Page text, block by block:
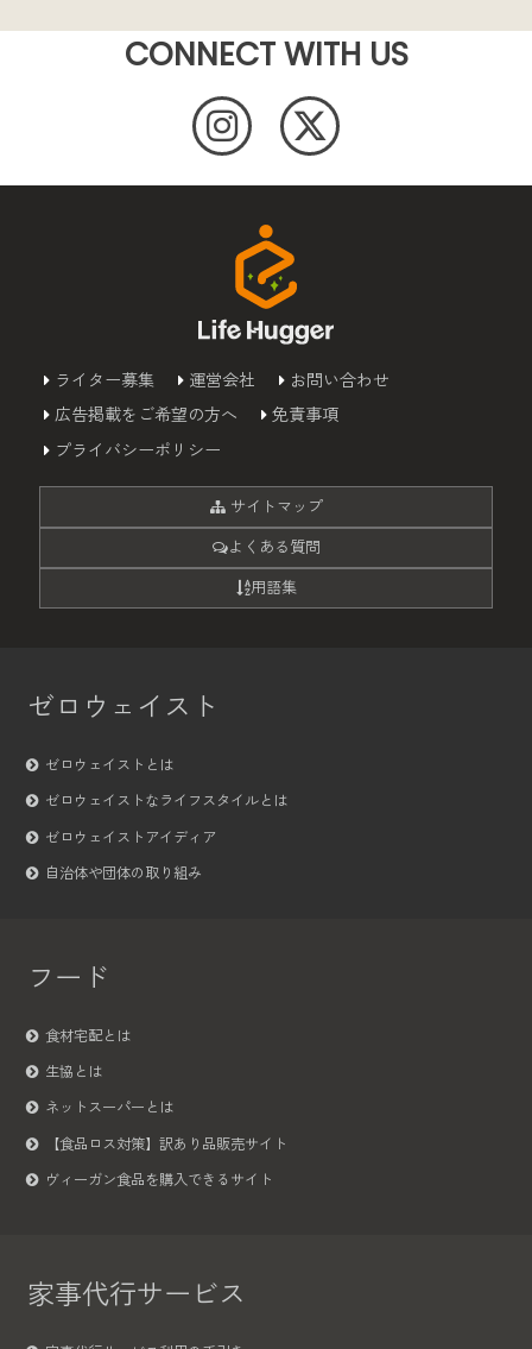
CONNECT WITH US
ライター募集 運営会社
お問い合わせ
広告掲載をご希望の方へ
免責事項
プライバシーポリシー
サイトマップ
よくある質問
用語集
ゼロウェイスト
ゼロウェイストとは
ゼロウェイストなライフスタイルとは
ゼロウェイストアイディア
自治体や団体の取り組み
フード
食材宅配とは
生協とは
ネットスーパーとは
【食品ロス対策】訳あり品販売サイト
ヴィーガン食品を購入できるサイト
家事代行サービス